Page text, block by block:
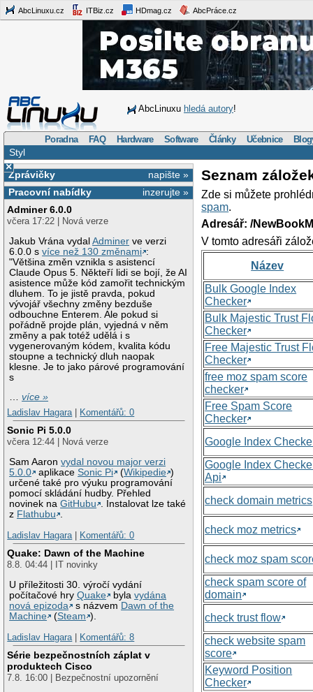
AbcLinuxu.cz ITBiz.cz HDmag.cz AbcPráce.cz
AbcLinuxu hledá autory!
Poradna FAQ Hardware Software Články Učebnice
Styl
×
napište »
Zprávičky
inzerujte »
Pracovní nabídky
Adminer 6.0.0
včera 17:22 | Nová verze
Jakub Vrána vydalAdminer ve verzi
6.0.0 svíce než 130 změnami :
"Většina změn vznikla s asistencí
Claude Opus 5. Někteří lidi se bojí, že AI
asistence může kód zamořit technickým
dluhem. To je jistě pravda, pokud
vývojář všechny změny bezduše
odbouchne Enterem. Ale pokud si
pořádně projde plán, vyjedná v něm
změny a pak totéž udělá i s
vygenerovaným kódem, kvalita kódu
stoupne a technický dluh naopak
klesne. Je to jako párové programování
s
…více »
Ladislav Hagara
Komentářů: 0
Sonic Pi 5.0.0
včera 12:44 | Nová verze
Sam Aaronvydal novou major verzi
5.0.0
aplikaceSonic Pi (Wikipedie )
určené také pro výuku programování
pomocí skládání hudby. Přehled
novinek naGitHubu . Instalovat lze také
z Flathubu .
Ladislav Hagara
Komentářů: 0
Quake: Dawn of the Machine
8.8. 04:44 | IT novinky
U příležitosti 30. výročí vydání
počítačové hryQuake bylavydána
nová epizoda
s názvem Dawn of the
Machine
(Steam ).
Ladislav Hagara
Komentářů: 8
Série bezpečnostních záplat v
produktech Cisco
7.8. 16:00 | Bezpečnostní upozornění
Seznam
Zde si můžete
spam.
Adresář: /
V tomto adresáři
Název
Bulk Google Index
Checker
Bulk Majestic Trust
Checker
Free Majestic Trust
Checker
free moz spam score
checker
Free Spam Score
Checker
Google Index
Google Index
Api
check domain metrics
check moz metrics
check moz spam
check spam score of
domain
check trust flow
check website spam
score
Keyword Position
Checker